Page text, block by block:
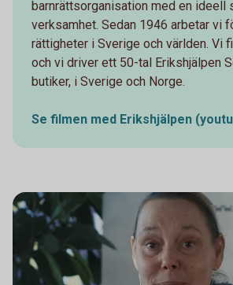
barnrättsorganisation med en ideell
verksamhet. Sedan 1946 arbetar vi
rättigheter i Sverige och världen. Vi
och vi driver ett 50-tal Erikshjälpen
butiker, i Sverige och Norge.
Se filmen med Erikshjälpen